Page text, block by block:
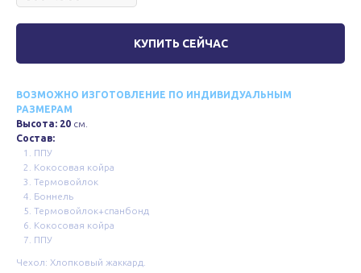
КУПИТЬ СЕЙЧАС
ВОЗМОЖНО ИЗГОТОВЛЕНИЕ ПО ИНДИВИДУАЛЬНЫМ
РАЗМЕРАМ
Высота: 20 см.
Состав:
ППУ
Кокосовая койра
Термовойлок
Боннель
Термовойлок+спанбонд
Кокосовая койра
ППУ
Чехол: Хлопковый жаккард.